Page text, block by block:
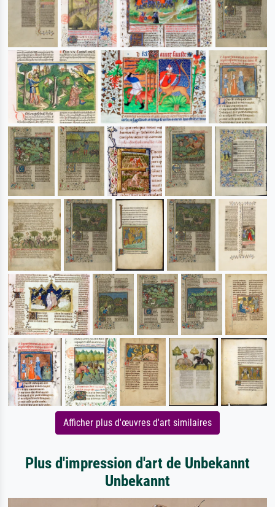
Afficher plus d'œuvres d'art similaires
Plus d'impression d'art de Unbekannt
Unbekannt